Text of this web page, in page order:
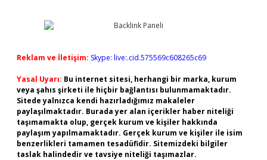
Reklam ve İletişim: Skype: live:.cid.575569c608265c69
Yasal Uyarı: Bu internet sitesi, herhangi bir marka, kurum
veya şahıs şirketi ile hiçbir bağlantısı bulunmamaktadır.
Sitede yalnızca kendi hazırladığımız makaleler
paylaşılmaktadır. Burada yer alan içerikler haber niteliği
taşımamakta olup, gerçek kurum ve kişiler hakkında
paylaşım yapılmamaktadır. Gerçek kurum ve kişiler ile isim
benzerlikleri tamamen tesadüfidir. Sitemizdeki bilgiler
taslak halindedir ve tavsiye niteliği taşımazlar.